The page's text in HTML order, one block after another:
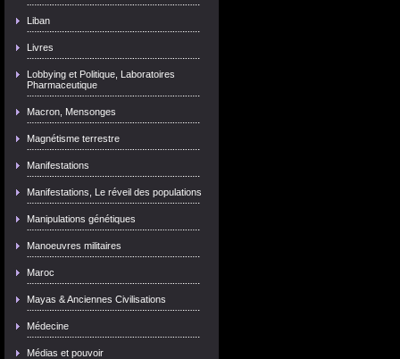
Liban
Livres
Lobbying et Politique, Laboratoires
Pharmaceutique
Macron, Mensonges
Magnétisme terrestre
Manifestations
Manifestations, Le réveil des populations
Manipulations génétiques
Manoeuvres militaires
Maroc
Mayas & Anciennes Civilisations
Médecine
Médias et pouvoir